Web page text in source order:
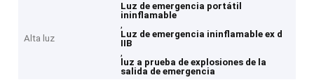
Alta luz
Luz de emergencia portátil
ininflamable
,
Luz de emergencia ininflamable ex d
IIB
,
luz a prueba de explosiones de la
salida de emergencia